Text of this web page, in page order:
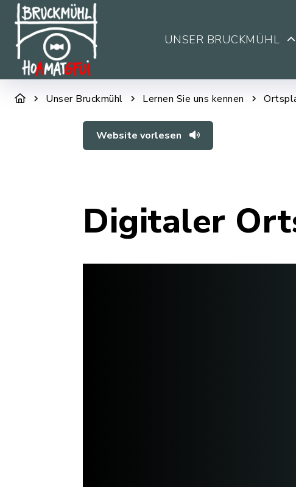
UNSER BRUCKMÜHL
Unser Bruckmühl Lernen Sie uns kennen
Website vorlesen
Digitaler